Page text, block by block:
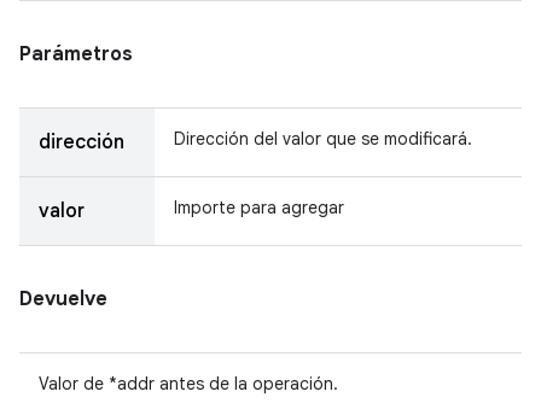
Parámetros
dirección Dirección del valor que se modificará.
valor Importe para agregar
Devuelve
Valor de *addr antes de la operación.